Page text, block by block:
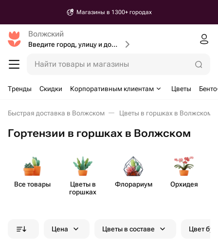
Магазины в 1300+ городах
Волжский
Введите город, улицу и дом доставки
Найти товары и магазины
Тренды Скидки Корпоративным клиентам Цветы
Быстрая доставка в Волжском Цветы в горшках в Волжском
Гортензии в горшках в Волжском
Все товары
Цветы в
горшках
Флорариум Орхидея
Цена Цветы в составе Цвет